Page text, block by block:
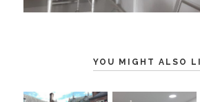
YOU MIGHT ALSO